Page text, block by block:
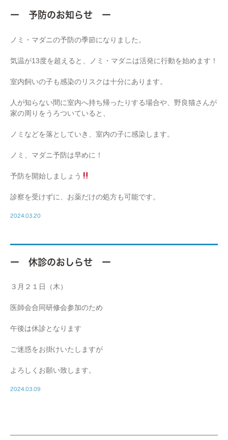
ー 予防のお知らせ ー
ノミ・マダニの予防の季節になりました。
気温が13度を超えると、ノミ・マダニは活発に行動を始めます！
室内飼いの子も感染のリスクは十分にあります。
人が知らない間に室内へ持ち帰ったりする場合や、野良猫さんが
家の周りをうろついていると、
ノミなどを落としていき、室内の子に感染します。
ノミ、マダニ予防は早めに！
予防を開始しましょう
診察を受けずに、お薬だけの処方も可能です。
2024.03.20
ー 休診のおしらせ ー
３月２１日（木）
医師会合同研修会参加のため
午後は休診となります
ご迷惑をお掛けいたしますが
よろしくお願い致します。
2024.03.09